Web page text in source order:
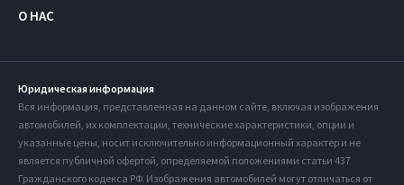
О НАС
Юридическая информация
Вся информация, представленная на данном сайте, включая изображения
автомобилей, их комплектации, технические характеристики, опции и
указанные цены, носит исключительно информационный характер и не
является публичной офертой, определяемой положениями статьи 437
Гражданского кодекса РФ. Изображения автомобилей могут отличаться от